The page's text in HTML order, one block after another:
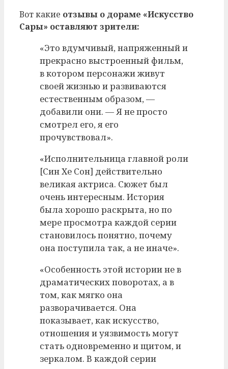
Вот какие отзывы о дораме «Искусство
Сары» оставляют зрители:
«Это вдумчивый, напряженный и
прекрасно выстроенный фильм,
в котором персонажи живут
своей жизнью и развиваются
естественным образом, —
добавили они. — Я не просто
смотрел его, я его
прочувствовал».
«Исполнительница главной роли
[Син Хе Сон] действительно
великая актриса. Сюжет был
очень интересным. История
была хорошо раскрыта, но по
мере просмотра каждой серии
становилось понятно, почему
она поступила так, а не иначе».
«Особенность этой истории не в
драматических поворотах, а в
том, как мягко она
разворачивается. Она
показывает, как искусство,
отношения и уязвимость могут
стать одновременно и щитом, и
зеркалом. В каждой серии